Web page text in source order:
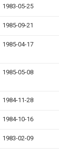
1983-05-25
1985-09-21
1985-04-17
1985-05-08
1984-11-28
1984-10-16
1983-02-09